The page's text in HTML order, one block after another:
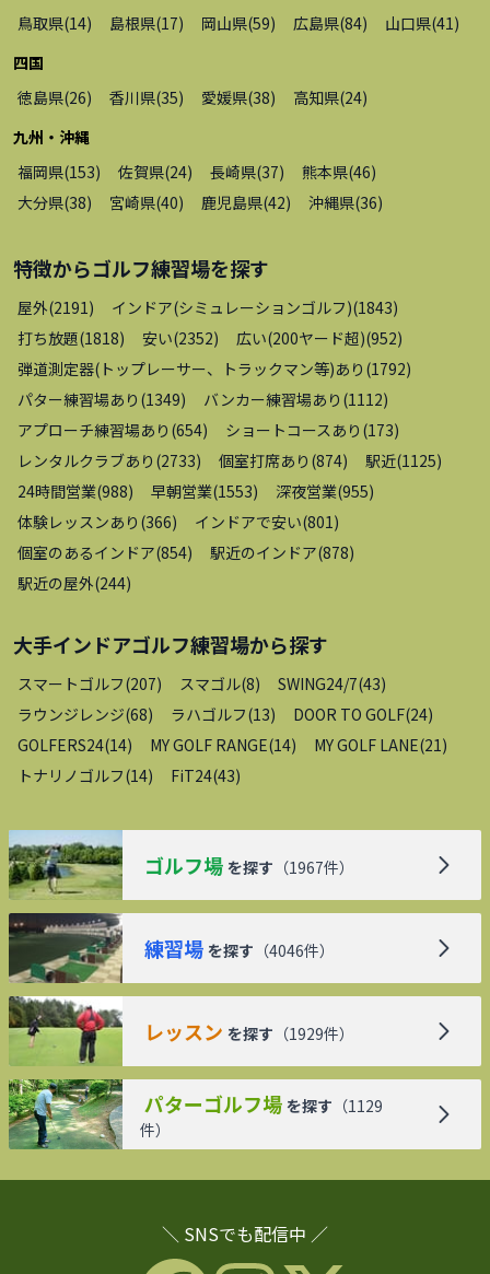
鳥取県(14) 島根県(17) 岡山県(59) 広島県(84) 山口県(41 )
四国
徳島県(26) 香川県(35) 愛媛県(38) 高知県(24)
九州・沖縄
福岡県(153) 佐賀県(24) 長崎県(37) 熊本県(46)
大分県(38) 宮崎県(40) 鹿児島県(42) 沖縄県(36)
特徴からゴルフ練習場を探す
屋外(2191 ) インドア(シミュレーションゴルフ)(1843)
打ち放題(1818) 安い(2352) 広い(200ヤード超)(952)
弾道測定器(トップレーサー、トラックマン等)あり (1792)
パター練習場あり (1349) バンカー練習場あり (1112)
アプローチ練習場あり (654) ショートコースあり (173)
レンタルクラブあり (2733) 個室打席あり (874) 駅近(1125)
24時間営業(988) 早朝営業(1553) 深夜営業(955)
体験レッスンあり (366) インドアで安い(801 )
個室のあるインドア(854) 駅近のインドア(878)
駅近の屋外(244)
大手インドアゴルフ練習場から探す
スマートゴルフ(207) スマゴル(8) SWING24/7(43)
ラウンジレンジ(68) ラハゴルフ(13) DOOR TO GOLF(24)
GOLFERS24(14) MY GOLF RANGE(14) MY GOLF LANE(21 )
トナリノゴルフ(14) FiT24(43)
ゴルフ場 を探す （1967件）
練習場 を探す （4046件）
レッスン を探す （1929件）
パターゴルフ場 を探す （1129
件）
＼ SNSでも配信中 ／